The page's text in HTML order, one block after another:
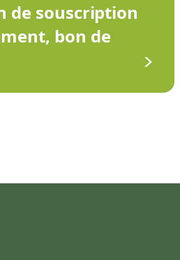
de souscription
bon de